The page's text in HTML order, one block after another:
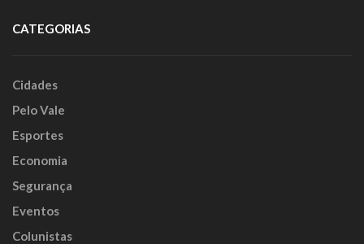
CATEGORIAS
Cidades
Pelo Vale
Esportes
Economia
Segurança
Eventos
Colunistas